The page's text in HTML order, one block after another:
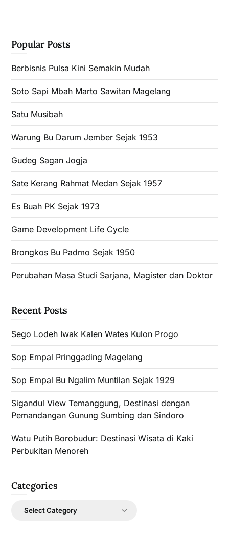
Popular Posts
Berbisnis Pulsa Kini Semakin Mudah
Soto Sapi Mbah Marto Sawitan Magelang
Satu Musibah
Warung Bu Darum Jember Sejak 1953
Gudeg Sagan Jogja
Sate Kerang Rahmat Medan Sejak 1957
Es Buah PK Sejak 1973
Game Development Life Cycle
Brongkos Bu Padmo Sejak 1950
Perubahan Masa Studi Sarjana, Magister dan Doktor
Recent Posts
Sego Lodeh Iwak Kalen Wates Kulon Progo
Sop Empal Pringgading Magelang
Sop Empal Bu Ngalim Muntilan Sejak 1929
Sigandul View Temanggung, Destinasi dengan
Pemandangan Gunung Sumbing dan Sindoro
Watu Putih Borobudur: Destinasi Wisata di Kaki
Perbukitan Menoreh
Categories
Categories